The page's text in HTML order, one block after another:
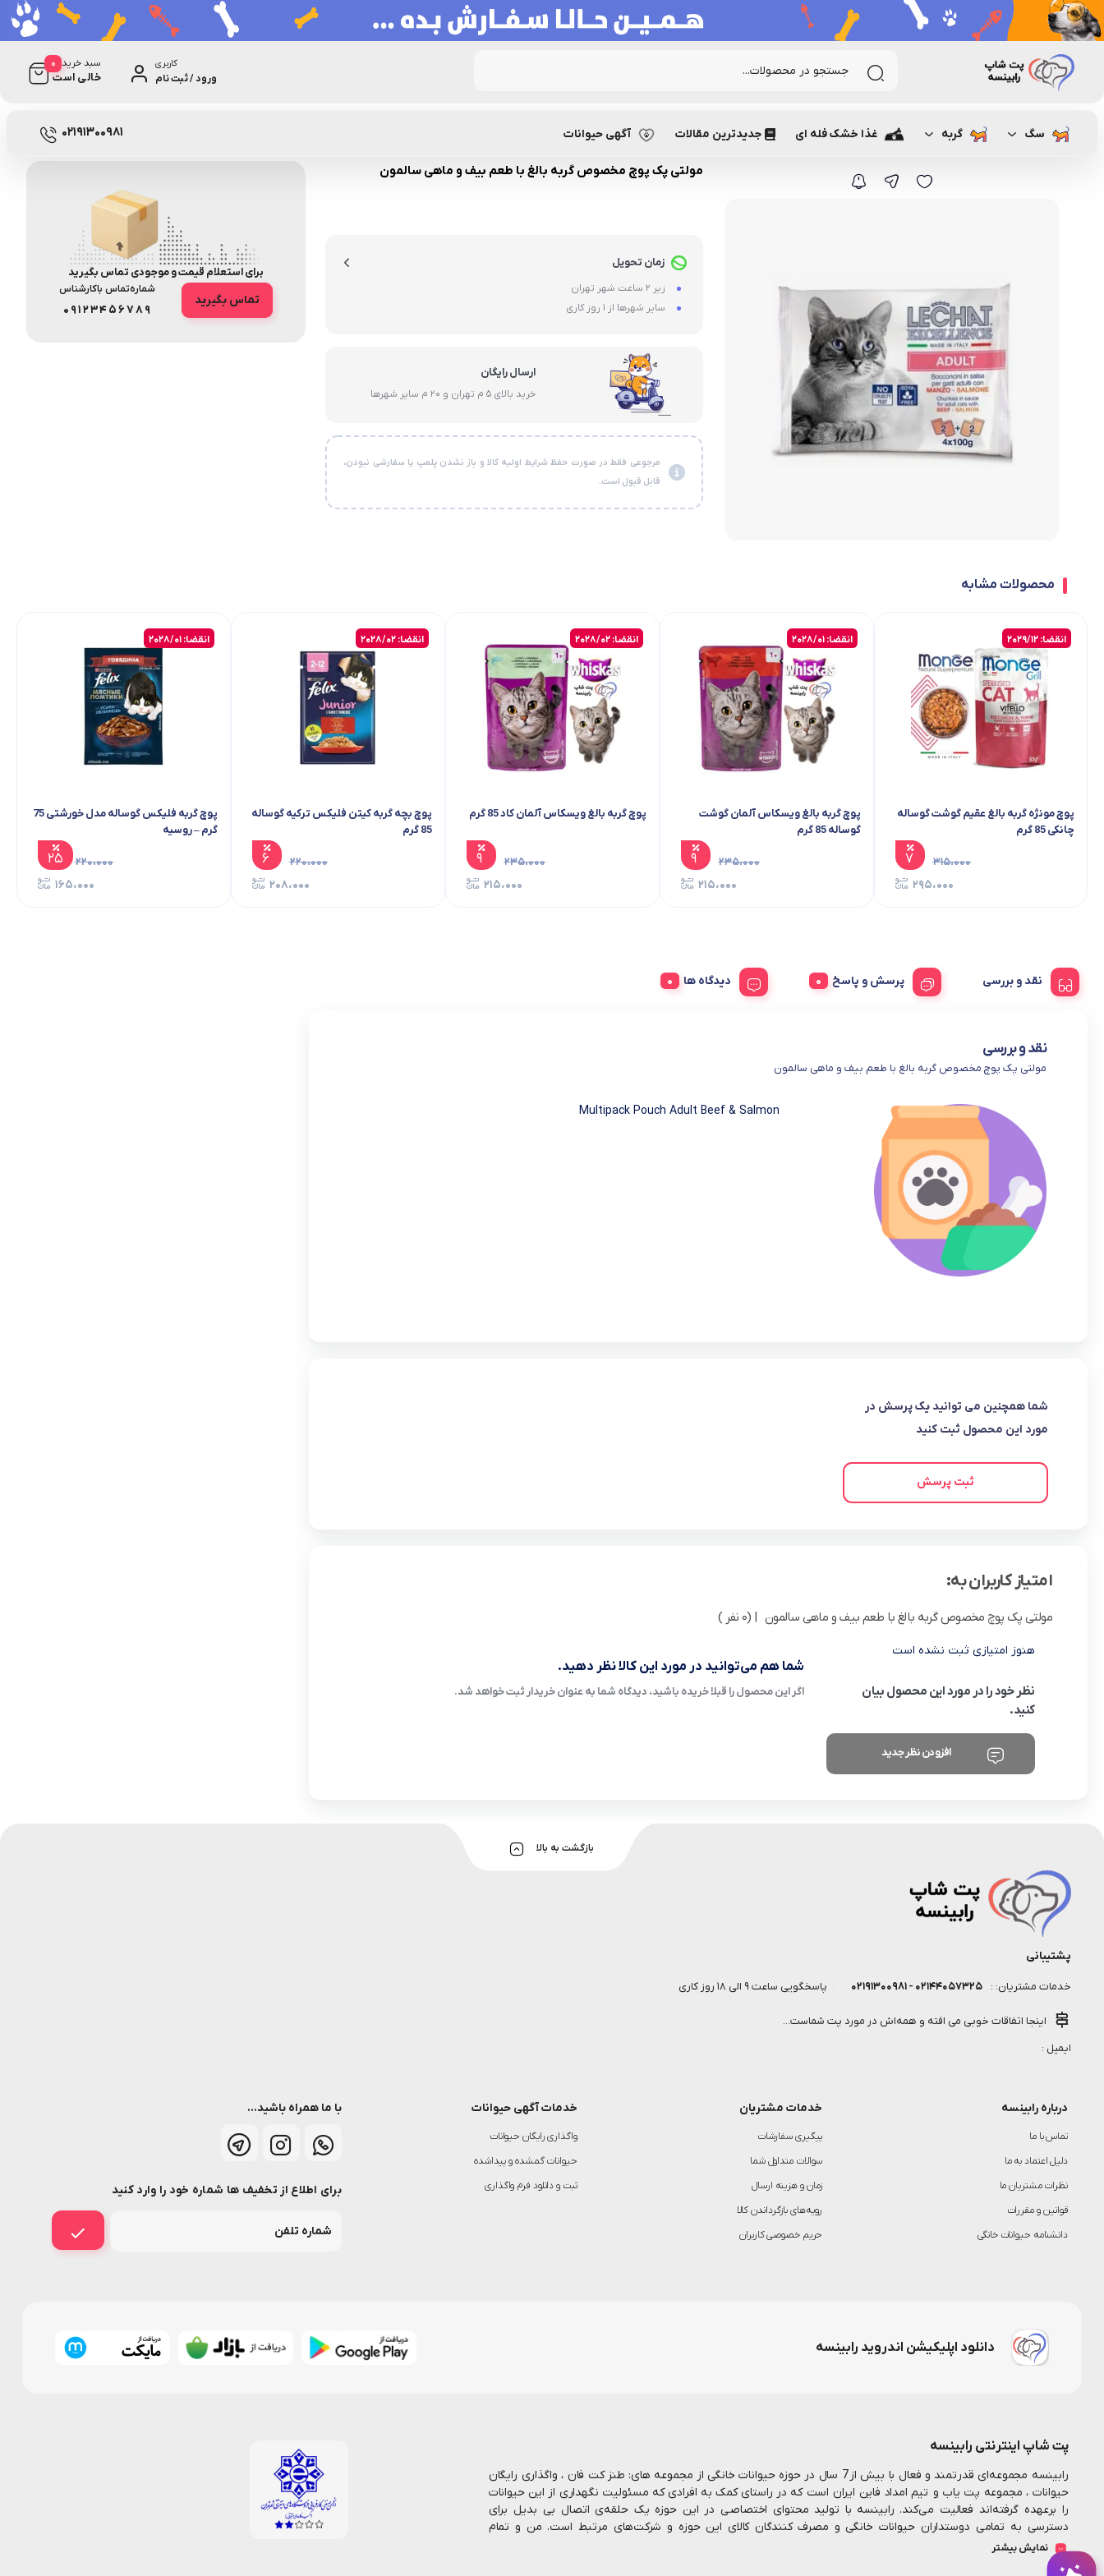
کاربری
ورود / ثبت نام
سبد خرید
خالی است
0
سگ گربه غذا خشک فله ای جدیدترین مقالات آگهی حیوانات 02191300981
رابینسه 8062
مولتی پک پوچ مخصوص گربه بالغ با طعم بیف و ماهی سالمون
زمان تحویل
زیر 2 ساعت شهر تهران
سایر شهرها از 1 روز کاری
ارسال رایگان
خرید بالای 5 م تهران و 20 م سایر شهرها
مرجوعی فقط در صورت حفظ شرایط اولیه کالا و باز نشدن پلمپ یا سفارشی نبودن،
قابل قبول است.
برای استعلام قیمت و موجودی تماس بگیرید
تماس بگیرید
شماره‌تماس‌ با‌کارشناس
09123456789
محصولات مشابه
انقضا: 2029/12
پوچ مونژه گربه بالغ عقیم گوشت گوساله
چانکی 85 گرم
۳۱۵،۰۰۰
۲۹۵،۰۰۰
۷
انقضا: 2028/01
پوچ گربه بالغ ویسکاس آلمان گوشت
گوساله 85 گرم
۲۳۵،۰۰۰
۲۱۵،۰۰۰
۹
انقضا: 2028/02
پوچ گربه بالغ ویسکاس آلمان کاد 85 گرم
۲۳۵،۰۰۰
۲۱۵،۰۰۰
۹
انقضا: 2028/02
پوچ بچه گربه کیتن فلیکس ترکیه گوساله
85 گرم
۲۲۰،۰۰۰
۲۰۸،۰۰۰
۶
انقضا: 2028/01
پوچ گربه فلیکس گوساله مدل خورشتی 75
گرم – روسیه
۲۲۰،۰۰۰
۱۶۵،۰۰۰
۲۵
نقد و بررسی پرسش و پاسخ دیدگاه ها
نقد و بررسی
مولتی پک پوچ مخصوص گربه بالغ با طعم بیف و ماهی سالمون
Multipack Pouch Adult Beef & Salmon
شما همچنین می توانید یک پرسش در
مورد این محصول ثبت کنید
ثبت پرسش
امتیاز کاربران به:
مولتی پک پوچ مخصوص گربه بالغ با طعم بیف و ماهی سالمون | (0 نفر )
هنوز امتیازی ثبت نشده است
نظر خود را در مورد این محصول بیان
کنید.
افزودن نظر جدید
شما هم می‌توانید در مورد این کالا نظر دهید.
اگر این محصول را قبلا خریده باشید، دیدگاه شما به عنوان خریدار ثبت خواهد شد.
بازگشت به بالا
پشتیبانی
خدمات مشتریان: : ۰۲۱۴۴۰۵۷۳۲۵ - ۰۲۱۹۱۳۰۰۹۸۱ پاسخگویی ساعت 9 الی 18 روز کاری
اینجا اتفاقات خوبی می افته و همه‌اش در مورد پت شماست...
ایمیل :
درباره رابینسه
تماس با ما
دلیل اعتماد به ما
نظرات مشتریان ما
قوانین و مقررات
دانشنامه حیوانات خانگی
خدمات مشتریان
پیگیری سفارشات
سوالات متداول شما
زمان و هزینه ارسال
رویه‌های بازگرداندن کالا
حریم خصوصی کاربران
خدمات آگهی حیوانات
واگذاری رایگان حیوانات
حیوانات گمشده و پیداشده
ثبت و دانلود فرم واگذاری
با ما همراه باشید...
برای اطلاع از تخفیف ها شماره خود را وارد کنید
دانلود اپلیکیشن اندروید رابینسه
پت شاپ اینترنتی رابینسه
رابینسه مجموعه‌ای قدرتمند و فعال با بیش از 7 سال در حوزه حیوانات خانگی از مجموعه های: طنز کت فان ، واگذاری رایگان
حیوانات ، مجموعه پت یاب و تیم امداد فاین ایران است که در راستای کمک به افرادی که مسئولیت نگهداری از این حیوانات
را برعهده گرفته‌اند فعالیت می‌کند. رابینسه با تولید محتوای اختصاصی در این حوزه یک حلقه‌ی اتصال بی بدیل برای
دسترسی به تمامی دوستداران حیوانات خانگی و مصرف کنندگان کالای این حوزه و شرکت‌های مرتبط است. من و تمام
همکارانم در این مجموعه تلاش میکنیم تا بستری مناسب جهت خرید اینترنتی انواع غذا و ملزومات نگهداری از حیوانات را
فراهم سازیم
نمایش بیشتر